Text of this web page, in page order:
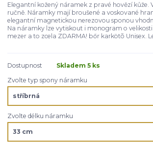
Elegantní kožený náramek z pravé hovězí kůže.
ručně. Náramky mají broušené a voskované
elegantní magnetickou nerezovou sponou
Na náramky lze vytiskout i monogram o
mezer a to zcela ZDARMA! bőr karkötõ Unisex.
Dostupnost
Skladem 5 ks
Zvolte typ spony náramku
Zvolte délku náramku